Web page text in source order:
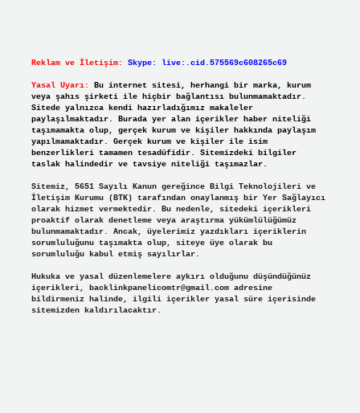
Reklam ve İletişim: Skype: live:.cid.575569c608265c69
Yasal Uyarı:
Bu internet sitesi, herhangi bir marka, kurum
veya şahıs şirketi ile hiçbir bağlantısı bulunmamaktadır.
Sitede yalnızca kendi hazırladığımız makaleler
paylaşılmaktadır. Burada yer alan içerikler haber niteliği
taşımamakta olup, gerçek kurum ve kişiler hakkında paylaşım
yapılmamaktadır. Gerçek kurum ve kişiler ile isim
benzerlikleri tamamen tesadüfidir. Sitemizdeki bilgiler
taslak halindedir ve tavsiye niteliği taşımazlar.
Sitemiz, 5651 Sayılı Kanun gereğince Bilgi Teknolojileri ve
İletişim Kurumu (BTK) tarafından onaylanmış bir Yer Sağlayıcı
olarak hizmet vermektedir. Bu nedenle, sitedeki içerikleri
proaktif olarak denetleme veya araştırma yükümlülüğümüz
bulunmamaktadır. Ancak, üyelerimiz yazdıkları içeriklerin
sorumluluğunu taşımakta olup, siteye üye olarak bu
sorumluluğu kabul etmiş sayılırlar.
Hukuka ve yasal düzenlemelere aykırı olduğunu düşündüğünüz
içerikleri, backlinkpanelicomtr@gmail.comadresine
bildirmeniz halinde, ilgili içerikler yasal süre içerisinde
sitemizden kaldırılacaktır.